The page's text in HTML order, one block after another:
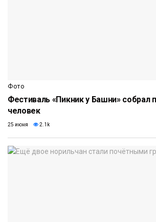
Фото
Фестиваль «Пикник у Башни» собрал
человек
25 июня 2.1k